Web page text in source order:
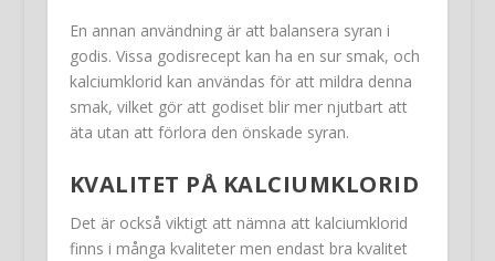
En annan användning är att balansera syran i
godis. Vissa godisrecept kan ha en sur smak, och
kalciumklorid kan användas för att mildra denna
smak, vilket gör att godiset blir mer njutbart att
äta utan att förlora den önskade syran.
KVALITET PÅ KALCIUMKLORID
Det är också viktigt att nämna att kalciumklorid
finns i många kvaliteter men endast bra kvalitet